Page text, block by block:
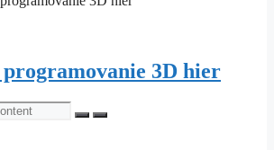
3D hier